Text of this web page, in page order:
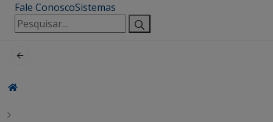
Fale ConoscoSistemas
Pesquisar
por: